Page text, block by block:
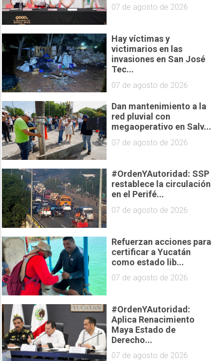
07 de agosto de 2026
Hay víctimas y
victimarios en las
invasiones en San José
Tec...
07 de agosto de 2026
Dan mantenimiento a la
red pluvial con
megaoperativo en Salv...
07 de agosto de 2026
#OrdenYAutoridad: SSP
restablece la circulación
en el Perifé...
07 de agosto de 2026
Refuerzan acciones para
certificar a Yucatán
como estado lib...
07 de agosto de 2026
#OrdenYAutoridad:
Aplica Renacimiento
Maya Estado de
Derecho...
07 de agosto de 2026